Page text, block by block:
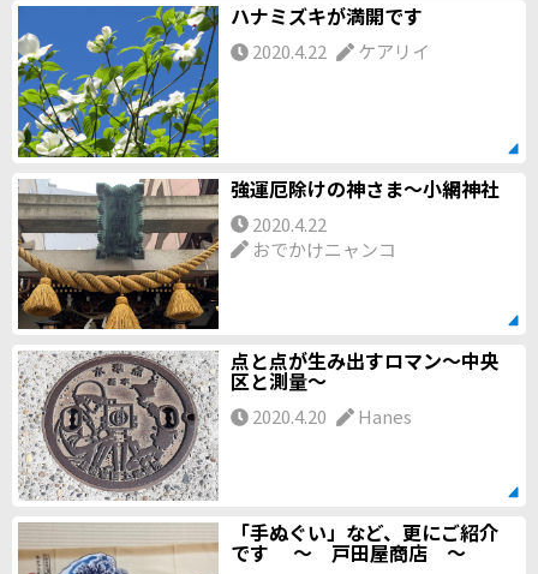
ハナミズキが満開です
2020.4.22 ケアリイ
強運厄除けの神さま〜小網神社
2020.4.22
おでかけニャンコ
点と点が生み出すロマン～中央
区と測量～
2020.4.20 Hanes
「手ぬぐい」など、更にご紹介
です ～ 戸田屋商店 ～